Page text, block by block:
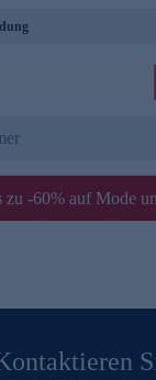
zu -60% auf Mode